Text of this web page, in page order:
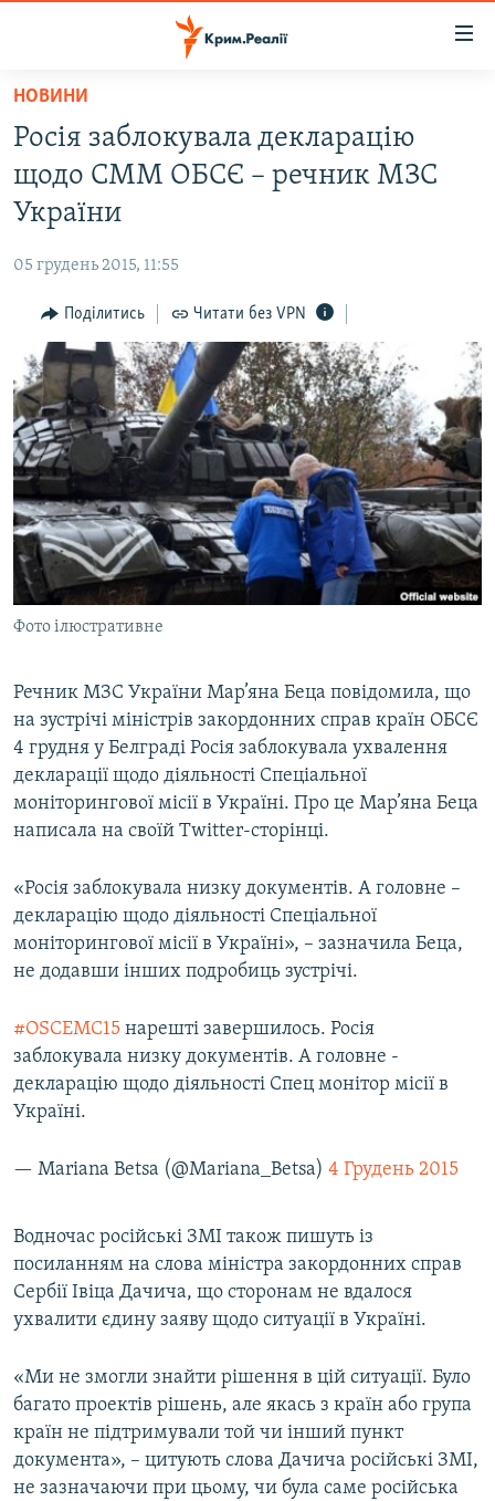
Перейти
основного
матеріалу
Перейти
до
основної
навігації
Перейти
пошуку
ВІДЕО ТА ФОТО
БЛОГИ
ПОГЛЯД
ІНТЕРВ'Ю
ВСЕ ЗА ДЕНЬ
СПЕЦПРОЕКТИ
ДЕПОРТАЦІЯ
ВІДЕОУРОКИ «ELIFBE»
СВІДЧЕННЯ ОКУПАЦІЇ
УКРАЇНСЬКА ПРОБЛЕМА КРИМУ
ІНФОГРАФІКА
ЯК ОБІЙТИ БЛОКУВАННЯ
Русский
Qırımtatar
ДОЛУЧАЙСЯ!
Усі сайти RFE/RL
НОВИНИ
Росія заблокувала декларацію
щодо СММ ОБСЄ – речник МЗС
України
05 грудень 2015, 11:55
Поділитись Читати без VPN
Фото ілюстративне
Речник МЗС України Мар’яна Беца повідомила, що
на зустрічі міністрів закордонних справ країн ОБСЄ
4 грудня у Белграді Росія заблокувала ухвалення
декларації щодо діяльності Спеціальної
моніторингової місії в Україні. Про це Мар’яна Беца
написала на своїй Twitter-сторінці.
«Росія заблокувала низку документів. А головне –
декларацію щодо діяльності Спеціальної
моніторингової місії в Україні», – зазначила Беца,
не додавши інших подробиць зустрічі.
#OSCEMC15 нарешті завершилось. Росія
заблокувала низку документів. А головне -
декларацію щодо діяльності Спец монітор місії в
Україні.
— Mariana Betsa (@Mariana_Betsa) 4 Грудень 2015
Водночас російські ЗМІ також пишуть із
посиланням на слова міністра закордонних справ
Сербії Івіца Дачича, що сторонам не вдалося
ухвалити єдину заяву щодо ситуації в Україні.
«Ми не змогли знайти рішення в цій ситуації. Було
багато проектів рішень, але якась з країн або група
країн не підтримували той чи інший пункт
документа», – цитують слова Дачича російські ЗМІ,
не зазначаючи при цьому, чи була саме російська